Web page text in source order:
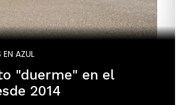
EN AZUL
"duerme" en el
2014